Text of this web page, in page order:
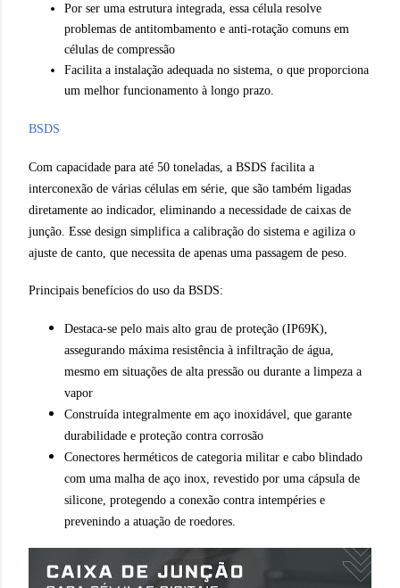
Por ser uma estrutura integrada, essa célula resolve
problemas de antitombamento e anti-rotação comuns em
células de compressão
Facilita a instalação adequada no sistema, o que proporciona
um melhor funcionamento à longo prazo.
BSDS
Com capacidade para até 50 toneladas, a BSDS facilita a
interconexão de várias células em série, que são também ligadas
diretamente ao indicador, eliminando a necessidade de caixas de
junção. Esse design simplifica a calibração do sistema e agiliza o
ajuste de canto, que necessita de apenas uma passagem de peso.
Principais benefícios do uso da BSDS:
Destaca-se pelo mais alto grau de proteção (IP69K),
assegurando máxima resistência à infiltração de água,
mesmo em situações de alta pressão ou durante a limpeza a
vapor
Construída integralmente em aço inoxidável, que garante
durabilidade e proteção contra corrosão
Conectores herméticos de categoria militar e cabo blindado
com uma malha de aço inox, revestido por uma cápsula de
silicone, protegendo a conexão contra intempéries e
prevenindo a atuação de roedores.